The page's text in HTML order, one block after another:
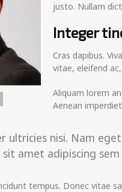
justo. Nullam
Integer
Cras dapibus.
vitae, eleifend
Aliquam lorem
Aenean
ultricies nisi. Nam
amet adipiscing
tempus. Donec vitae